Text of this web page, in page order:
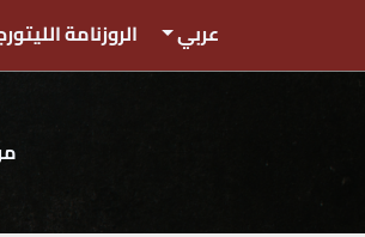
عربي الروزنامة